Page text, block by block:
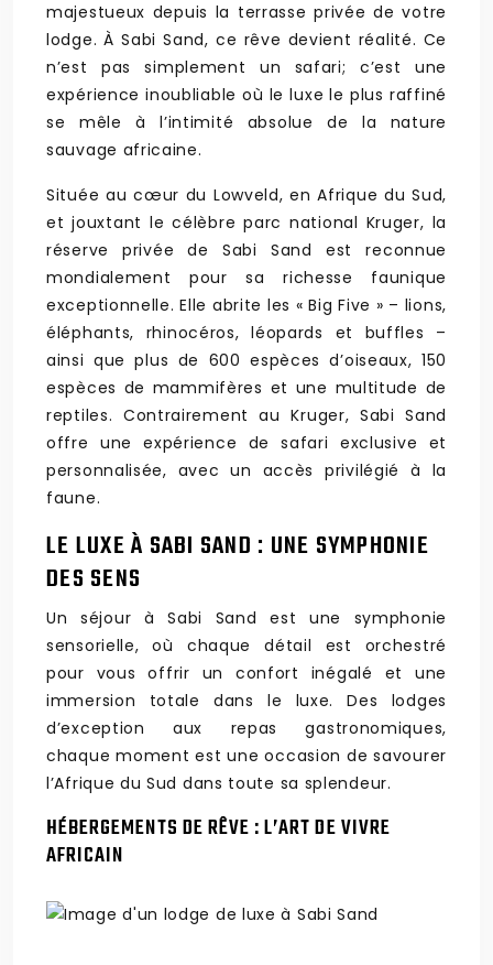
majestueux depuis la terrasse privée de votre
lodge. À Sabi Sand, ce rêve devient réalité. Ce
n’est pas simplement un safari; c’est une
expérience inoubliable où le luxe le plus raffiné
se mêle à l’intimité absolue de la nature
sauvage africaine.
Située au cœur du Lowveld, en Afrique du Sud,
et jouxtant le célèbre parc national Kruger, la
réserve privée de Sabi Sand est reconnue
mondialement pour sa richesse faunique
exceptionnelle. Elle abrite les « Big Five » – lions,
éléphants, rhinocéros, léopards et buffles –
ainsi que plus de 600 espèces d’oiseaux, 150
espèces de mammifères et une multitude de
reptiles. Contrairement au Kruger, Sabi Sand
offre une expérience de safari exclusive et
personnalisée, avec un accès privilégié à la
faune.
LE LUXE À SABI SAND : UNE SYMPHONIE
DES SENS
Un séjour à Sabi Sand est une symphonie
sensorielle, où chaque détail est orchestré
pour vous offrir un confort inégalé et une
immersion totale dans le luxe. Des lodges
d’exception aux repas gastronomiques,
chaque moment est une occasion de savourer
l’Afrique du Sud dans toute sa splendeur.
HÉBERGEMENTS DE RÊVE : L’ART DE VIVRE
AFRICAIN